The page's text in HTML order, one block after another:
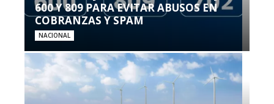
600 Y 809 PARA EVITAR ABUSOS EN
COBRANZAS Y SPAM
NACIONAL